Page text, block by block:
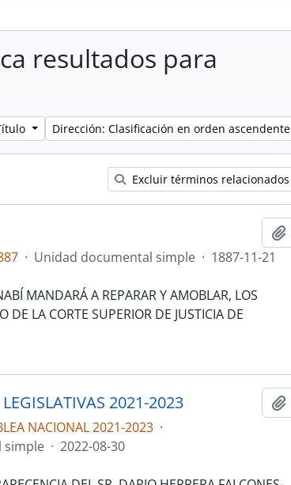
resultados para
Dirección: Clasificación en orden ascendente
Excluir términos relacionados
· Unidad documental simple · 1887-11-21
MANDARÁ A REPARAR Y AMOBLAR, LOS
DE LA CORTE SUPERIOR DE JUSTICIA DE
2021-2023
NACIONAL 2021-2023 ·
simple · 2022-08-30